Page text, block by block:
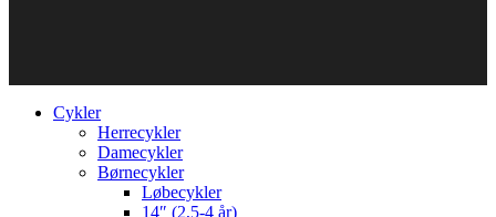
Cykler
Herrecykler
Damecykler
Børnecykler
Løbecykler
14″ (2,5-4 år)